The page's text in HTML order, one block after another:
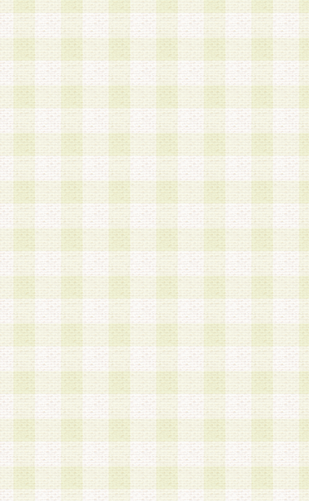
a.既に登録されている会員と同一のメールアドレ
録する場合
b.本サービスと同様のサービスを提供している企
業に従事していると思われる本人またはその家族
場合
c.その他当社が不適切と判断する場合
2.当社は、会員登録希望者を会員として承認する
した 場合、会員登録希望者による会員登録手続
による承認後の場合であっても、会員登録の取り
の抹消を、当社が適切と判 断する方法・手段に
とができるものとします。
3.会員登録希望者が18歳未満、成年被後見人、被
人 である場合は、親権者などの法定代理人の同
録を行うものとします。なお、義務教育学齢に該
者については、登録時に 当社が別途定める方法
権者による承認手続きを行うものとします。
第3条 会員の登録方法
1.会員登録手続きは、会員登録希望者本人が行う
る登録は一切認められないものとします。
2.会員登録希望者は、本規約に同意の後、当社指
画 面」において、当社が指定する必要事項を入
を行うものとします。当社は、会員登録を承認し
会員として本サービスを 受けるためのログイン
を付与します。
3.会員は、会員登録の際に申告する登録情報の全